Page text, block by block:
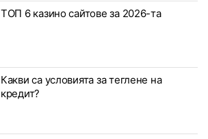
ТОП 6 казино сайтове за 2026-та
Какви са условията за теглене на
кредит?